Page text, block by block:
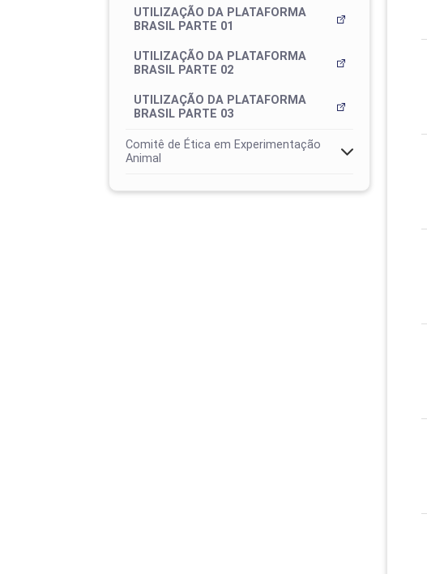
UTILIZAÇÃO DA PLATAFORMA
BRASIL PARTE 01
UTILIZAÇÃO DA PLATAFORMA
BRASIL PARTE 02
UTILIZAÇÃO DA PLATAFORMA
BRASIL PARTE 03
Comitê de Ética em Experimentação
Animal